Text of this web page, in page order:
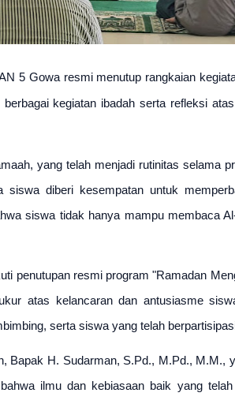
5 Gowa resmi menutup rangkaian
kegiatan ibadah serta refleksi
yang telah menjadi rutinitas selama
siswa diberi kesempatan untuk
siswa tidak hanya mampu membaca
penutupan resmi program "Ramadan
atas kelancaran dan antusiasme
serta siswa yang telah
Bapak H. Sudarman, S.Pd., M.Pd., M.M.,
ilmu dan kebiasaan baik yang